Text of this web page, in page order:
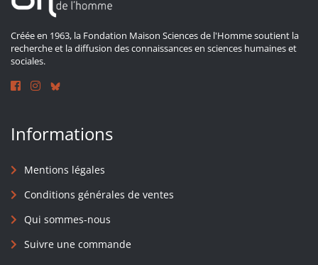
Créée en 1963, la Fondation Maison Sciences de l'Homme soutient la
recherche et la diffusion des connaissances en sciences humaines et
sociales.
Informations
Mentions légales
Conditions générales de ventes
Qui sommes-nous
Suivre une commande